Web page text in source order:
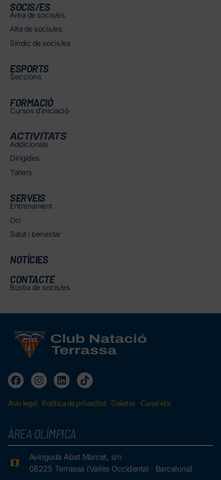
SOCIS/ES
Àrea de socis/es
Alta de socis/es
Síndic de socis/es
ESPORTS
Seccions
FORMACIÓ
Cursos d’iniciació
ACTIVITATS
Addicionals
Dirigides
Tallers
SERVEIS
Entrenament
Oci
Salut i benestar
NOTÍCIES
CONTACTE
Bústia de socis/es
Avís legal Política de privacitat Galetes Canal ètic
ÀREA OLÍMPICA
Avinguda Abat Marcet, s/n
08225 Terrassa (Vallès Occidental · Barcelona)